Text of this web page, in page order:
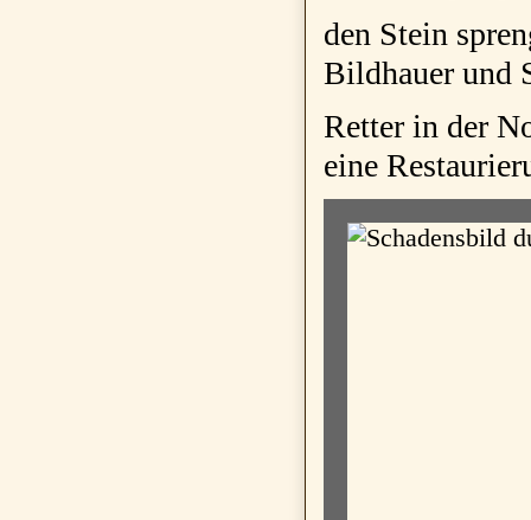
den Stein
Bildhauer und
Retter in der
eine